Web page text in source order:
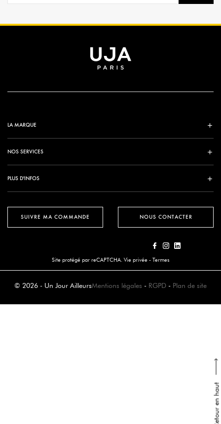
Retour en haut
SUIVRE MA COMMANDE
LA MARQUE
NOS SERVICES
PLUS D'INFOS
NOUS CONTACTER
Site protégé par reCAPTCHA. Vie privée - Termes
© 2026 - Un Jour AilleursMentions légales - RGPD - Plan de site